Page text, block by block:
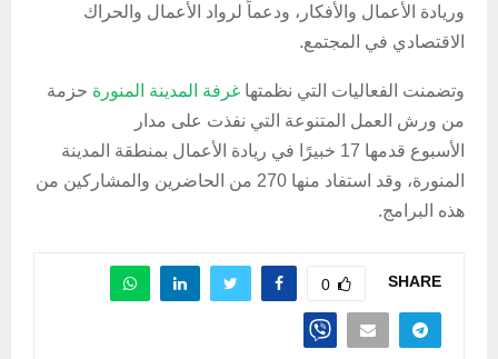
وريادة الأعمال والأفكار، ودعماً لرواد الأعمال والحراك
الاقتصادي في المجتمع.
وتضمنت الفعاليات التي نظمتها غرفة المدينة المنورة حزمة
من ورش العمل المتنوعة التي نفذت على مدار
الأسبوع
قدمها 17 خبيرًا في ريادة الأعمال بمنطقة المدينة
المنورة، وقد استفاد منها 270 من الحاضرين والمشاركين من
هذه البرامج.
SHARE
0